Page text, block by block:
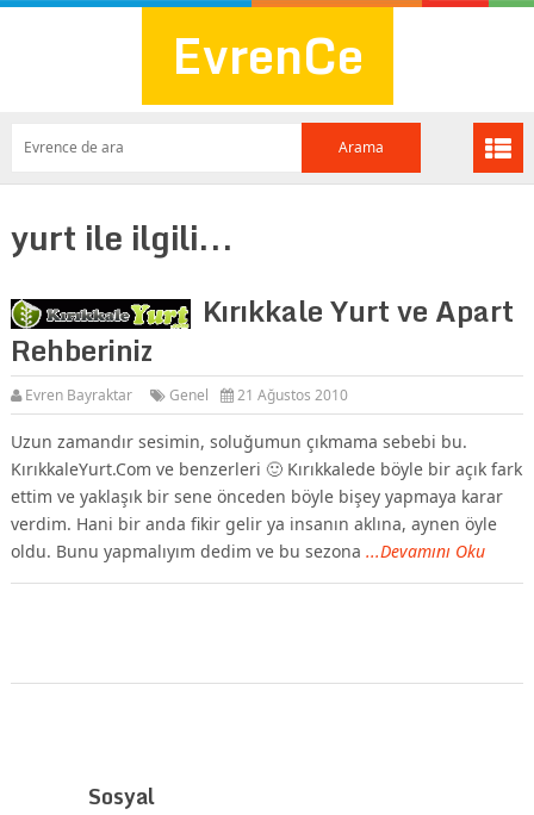
EvrenCe
yurt ile ilgili...
Kırıkkale Yurt ve Apart
Rehberiniz
Evren Bayraktar Genel 21 Ağustos 2010
Uzun zamandır sesimin, soluğumun çıkmama sebebi bu.
KırıkkaleYurt.Com ve benzerleri 🙂 Kırıkkalede böyle bir açık fark
ettim ve yaklaşık bir sene önceden böyle bişey yapmaya karar
verdim. Hani bir anda fikir gelir ya insanın aklına, aynen öyle
oldu. Bunu yapmalıyım dedim ve bu sezona ...Devamını Oku
Sosyal